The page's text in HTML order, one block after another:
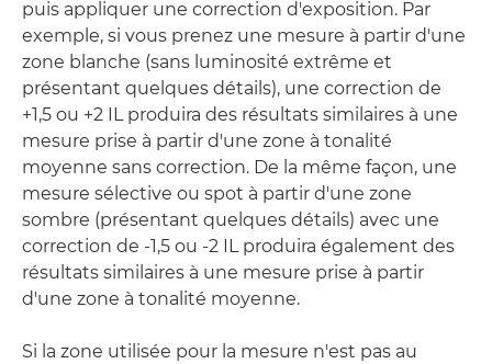
puis appliquer une correction d'exposition. Par
exemple, si vous prenez une mesure à partir d'une
zone blanche (sans luminosité extrême et
présentant quelques détails), une correction de
+1,5 ou +2 IL produira des résultats similaires à une
mesure prise à partir d'une zone à tonalité
moyenne sans correction. De la même façon, une
mesure sélective ou spot à partir d'une zone
sombre (présentant quelques détails) avec une
correction de -1,5 ou -2 IL produira également des
résultats similaires à une mesure prise à partir
d'une zone à tonalité moyenne.
Si la zone utilisée pour la mesure n'est pas au